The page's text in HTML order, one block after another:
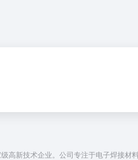
新技术企业。公司专注于电子焊接